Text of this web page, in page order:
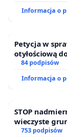
Informacja o
Petycja w
otyłościową
oraz
84 podpisów
Informacja o
STOP
wieczyste
ogrody
753 podpisów